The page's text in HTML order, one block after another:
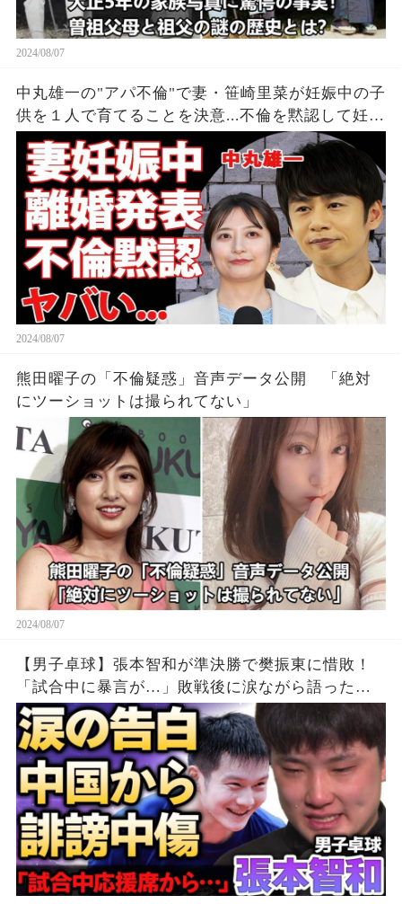
2024/08/07
中丸雄一の"アパ不倫"で妻・笹崎里菜が妊娠中の子
供を１人で育てることを決意...不倫を黙認して妊娠
を発表しなかった裏側に涙が零れ落ちた...『KAT-
TUN』亀梨和也の怒りの本音がヤバすぎた...
2024/08/07
熊田曜子の「不倫疑惑」音声データ公開 「絶対
にツーショットは撮られてない」
2024/08/07
【男子卓球】張本智和が準決勝で樊振東に惜敗！
「試合中に暴言が…」敗戦後に涙ながら語った中
国からの”誹謗中傷”の真相…精神崩壊する現在に
涙が零れ落ちた…【パリ五輪】